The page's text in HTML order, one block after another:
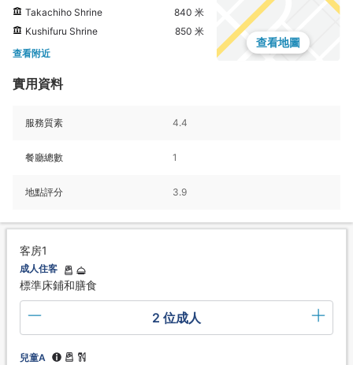
Takachiho Shrine
840 米
Kushifuru Shrine
850 米
查看附近
查看地圖
實用資料
服務質素 4.4
餐廳總數 1
地點評分 3.9
客房1
成人住客
標準床鋪和膳食
2 位成人
兒童A